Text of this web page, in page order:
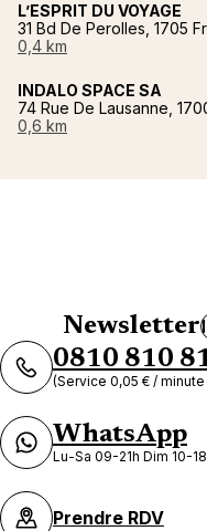
L’ESPRIT DU VOYAGE
31 Bd De Perolles, 1705
0,4 km
INDALO SPACE SA
74 Rue De Lausanne,
0,6 km
Newsletter
0810 810
(Service 0,05 € /
WhatsApp
Lu-Sa 09-21h Dim 10-
Prendre RDV